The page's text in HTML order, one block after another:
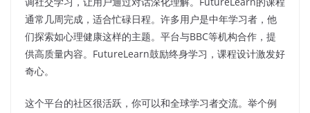
通常几周完成，适合忙碌日程。许多用户是中年学习者，他
们探索如心理健康这样的主题。平台与BBC等机构合作，提
供高质量内容。FutureLearn鼓励终身学习，课程设计激发好
奇心。
这个平台的社区很活跃，你可以和全球学习者交流。举个例